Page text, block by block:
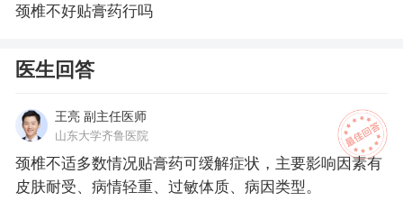
颈椎不好贴膏药行吗
医生回答
王亮 副主任医师
山东大学齐鲁医院
颈椎不适多数情况贴膏药可缓解症状，主要影响因素有
皮肤耐受、病情轻重、过敏体质、病因类型。